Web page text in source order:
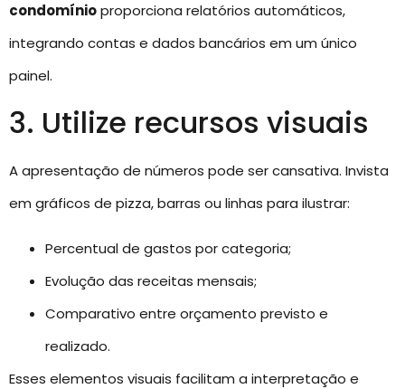
condomínioproporciona relatórios automáticos,
integrando contas e dados bancários em um único
painel.
3. Utilize recursos visuais
A apresentação de números pode ser cansativa. Invista
em gráficos de pizza, barras ou linhas para ilustrar:
Percentual de gastos por categoria;
Evolução das receitas mensais;
Comparativo entre orçamento previsto e
realizado.
Esses elementos visuais facilitam a interpretação e